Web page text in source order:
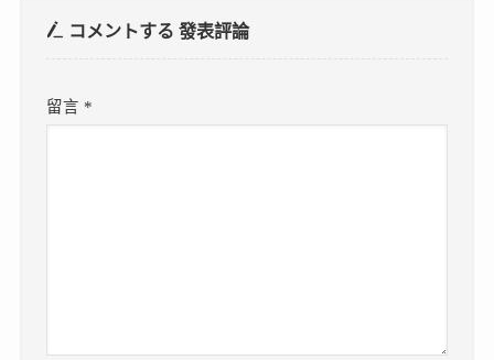
コメントする發表評論
留言 *